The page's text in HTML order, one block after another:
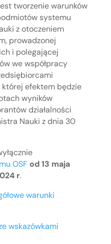
tworzenie warunków
systemu
z otoczeniem
prowadzonej
i polegającej
we współpracy
efektem będzie
wyników
działalności
Nauki z dnia 30
OSF od 13 maja
r.
warunki
wskazówkami